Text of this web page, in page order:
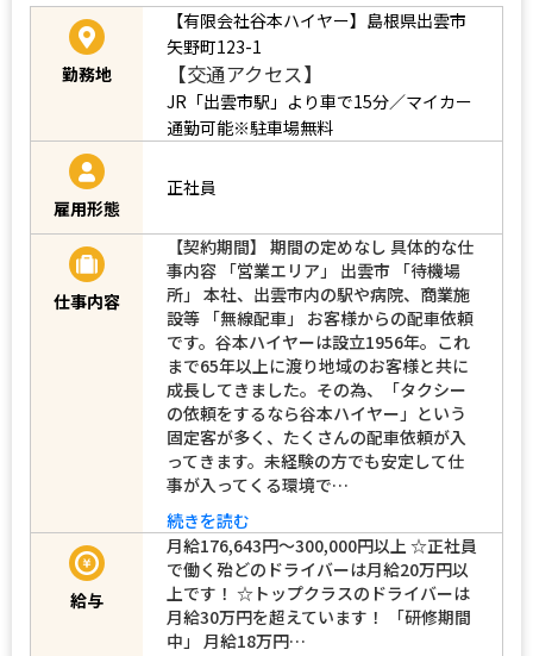
勤務地
【有限会社谷本ハイヤー】島根県出雲市
矢野町123-1
【交通アクセス】
JR「出雲市駅」より車で15分／マイカー
通勤可能※駐車場無料
雇用形態
正社員
仕事内容
【契約期間】 期間の定めなし 具体的な仕
事内容 「営業エリア」 出雲市 「待機場
所」 本社、出雲市内の駅や病院、商業施
設等 「無線配車」 お客様からの配車依頼
です。谷本ハイヤーは設立1956年。これ
まで65年以上に渡り地域のお客様と共に
成長してきました。その為、「タクシー
の依頼をするなら谷本ハイヤー」という
固定客が多く、たくさんの配車依頼が入
ってきます。未経験の方でも安定して仕
事が入ってくる環境で…
続きを読む
給与
月給176,643円～300,000円以上 ☆正社員
で働く殆どのドライバーは月給20万円以
上です！ ☆トップクラスのドライバーは
月給30万円を超えています！ 「研修期間
中」 月給18万円…